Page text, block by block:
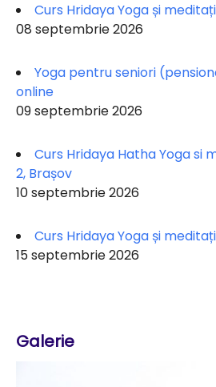
Curs Hridaya Yoga și
08 septembrie 2026
Yoga pentru seniori
online
09 septembrie 2026
Curs Hridaya Hatha Yoga si
2, Brașov
10 septembrie 2026
Curs Hridaya Yoga și
15 septembrie 2026
Galerie